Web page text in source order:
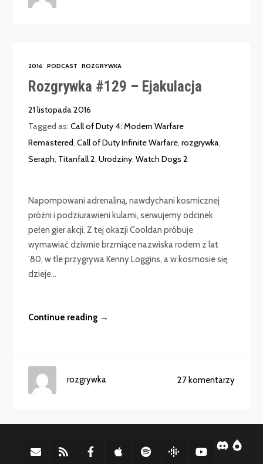
2016 PODCAST ROZGRYWKA
Rozgrywka #129 – Ejakulacja
21 listopada 2016
Tagged as:Call of Duty 4: Modern Warfare
Remastered,Call of Duty Infinite Warfare,rozgrywka,
Seraph, Titanfall 2,Urodziny,Watch Dogs 2
Napompowani adrenaliną, nawdychani kosmicznej
próżni i podziurawieni kulami, serwujemy odcinek
pełen gier akcji. Z tej okazji Cooldan próbuje
wymawiać dziwnie brzmiące nazwiska rodem z lat
’80, w tle przygrywa Kenny Loggins, a w kosmosie się
dzieje...
Continue reading →
27 komentarzy
rozgrywka